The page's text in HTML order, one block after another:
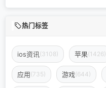
热门标签
ios资讯 (3108) 苹果(1426)
应用(735) 游戏(644)